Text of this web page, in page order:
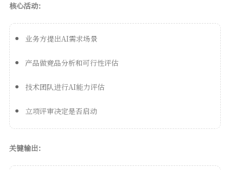
核心活动：
业务方提出AI需求场景
产品做竞品分析和可行性评估
技术团队进行AI能力评估
立项评审决定是否启动
关键输出：